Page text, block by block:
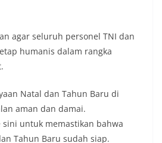
agar seluruh personel TNI dan
humanis dalam rangka
Natal dan Tahun Baru di
aman dan damai.
sini untuk memastikan bahwa
Tahun Baru sudah siap.